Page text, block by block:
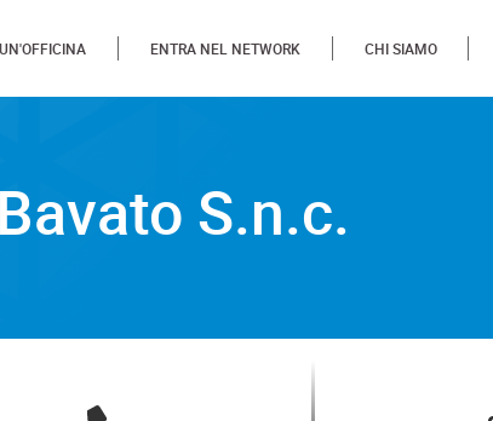
ENTRA NEL NETWORK CHI SIAMO
S.n.c.